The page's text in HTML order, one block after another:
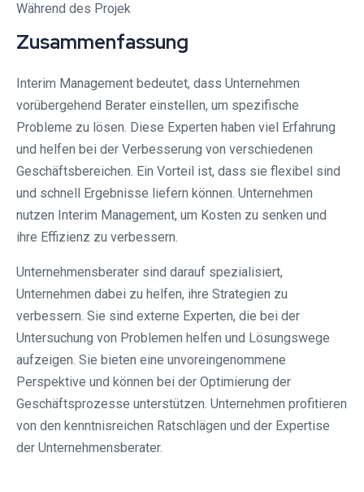
Während des Projek
Zusammenfassung
Interim Management bedeutet, dass Unternehmen
vorübergehend Berater einstellen, um spezifische
Probleme zu lösen. Diese Experten haben viel Erfahrung
und helfen bei der Verbesserung von verschiedenen
Geschäftsbereichen. Ein Vorteil ist, dass sie flexibel sind
und schnell Ergebnisse liefern können. Unternehmen
nutzen Interim Management, um Kosten zu senken und
ihre Effizienz zu verbessern.
Unternehmensberater sind darauf spezialisiert,
Unternehmen dabei zu helfen, ihre Strategien zu
verbessern. Sie sind externe Experten, die bei der
Untersuchung von Problemen helfen und Lösungswege
aufzeigen. Sie bieten eine unvoreingenommene
Perspektive und können bei der Optimierung der
Geschäftsprozesse unterstützen. Unternehmen profitieren
von den kenntnisreichen Ratschlägen und der Expertise
der Unternehmensberater.